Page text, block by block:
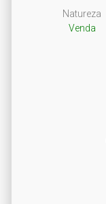
Natureza
Venda